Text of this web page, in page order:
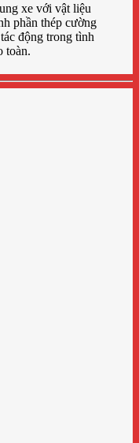
xe với vật liệu
phần thép cường
động trong tình
toàn.